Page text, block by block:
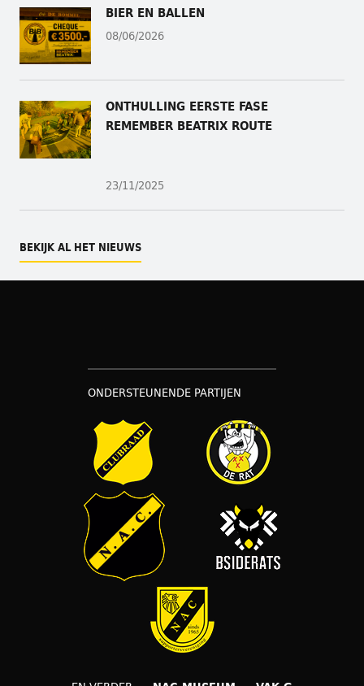
BIER EN BALLEN
08/06/2026
ONTHULLING EERSTE FASE
REMEMBER BEATRIX ROUTE
23/11/2025
BEKIJK AL HET NIEUWS
ONDERSTEUNENDE PARTIJEN